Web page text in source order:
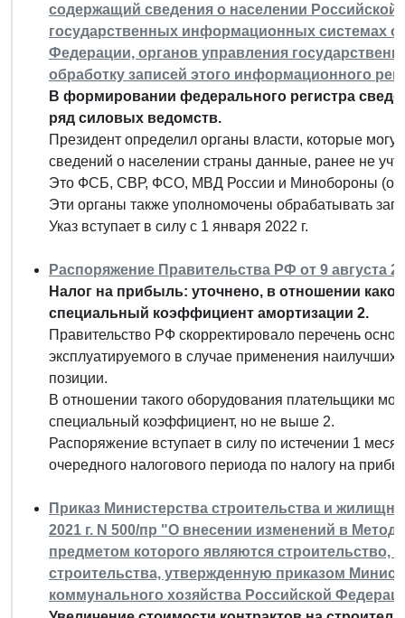
содержащий сведения о населении
государственных информационных системах
Федерации, органов управления
обработку записей этого информационного
В формировании федерального регистра
ряд силовых ведомств.
Президент определил органы власти, которые
сведений о населении страны данные, ранее не
Это ФСБ, СВР, ФСО, МВД России и Минобороны
Эти органы также уполномочены обрабатывать
Указ вступает в силу с 1 января 2022 г.
Распоряжение Правительства РФ от 9 августа
Налог на прибыль: уточнено, в отношении
специальный коэффициент амортизации 2.
Правительство РФ скорректировало перечень
эксплуатируемого в случае применения
позиции.
В отношении такого оборудования плательщики
специальный коэффициент, но не выше 2.
Распоряжение вступает в силу по истечении 1
очередного налогового периода по налогу на
Приказ Министерства строительства и
2021 г. N 500/пр "О внесении изменений в
предметом которого являются строительство,
строительства, утвержденную приказом
коммунального хозяйства Российской